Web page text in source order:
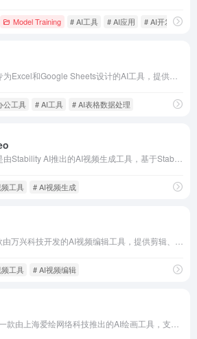
Model Training # AI工具 # AI应用 # AI开发平台
公工具 # AI工具 # AI表格数据处理
工具 # AI视频生成
工具 # AI视频编辑